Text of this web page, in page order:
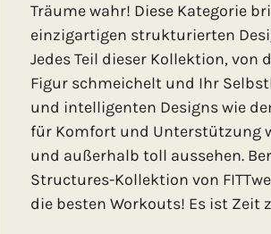
Träume wahr! Diese Kategorie
einzigartigen strukturierten
Jedes Teil dieser Kollektion, von
Figur schmeichelt und Ihr
und intelligenten Designs wie
für Komfort und Unterstützung
und außerhalb toll aussehen.
Structures-Kollektion von
die besten Workouts! Es ist Zeit